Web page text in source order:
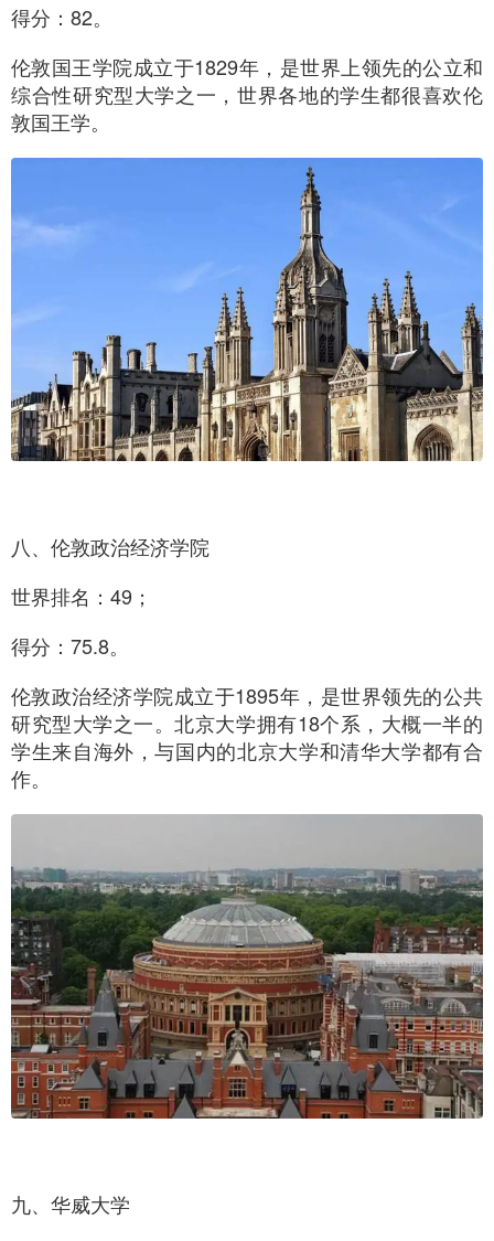
得分：82。
伦敦国王学院成立于1829年，是世界上领先的公立和
综合性研究型大学之一，世界各地的学生都很喜欢伦
敦国王学。
八、伦敦政治经济学院
世界排名：49；
得分：75.8。
伦敦政治经济学院成立于1895年，是世界领先的公共
研究型大学之一。北京大学拥有18个系，大概一半的
学生来自海外，与国内的北京大学和清华大学都有合
作。
九、华威大学